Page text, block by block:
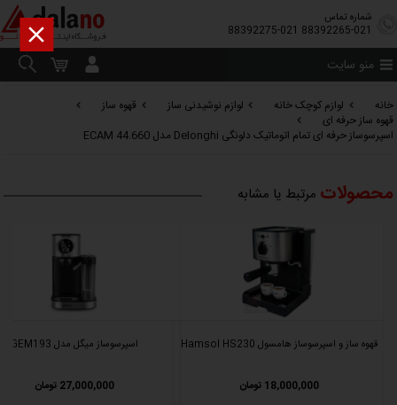
شماره تماس
88392265-021
88392275-021
منو سایت
خانه لوازم کوچک خانه لوازم نوشیدنی ساز
قهوه ساز
قهوه ساز حرفه ای
اسپرسوساز حرفه ای تمام اتوماتیک دلونگی Delonghi مدل ECAM 44.660
محصولات مرتبط یا مشابه
قهوه ساز و اسپرسوساز هامسول Hamsol HS230
18,000,000 تومان
اسپرسوساز میگل مدل GEM193
27,000,000 تومان
